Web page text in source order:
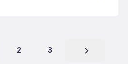
2 3